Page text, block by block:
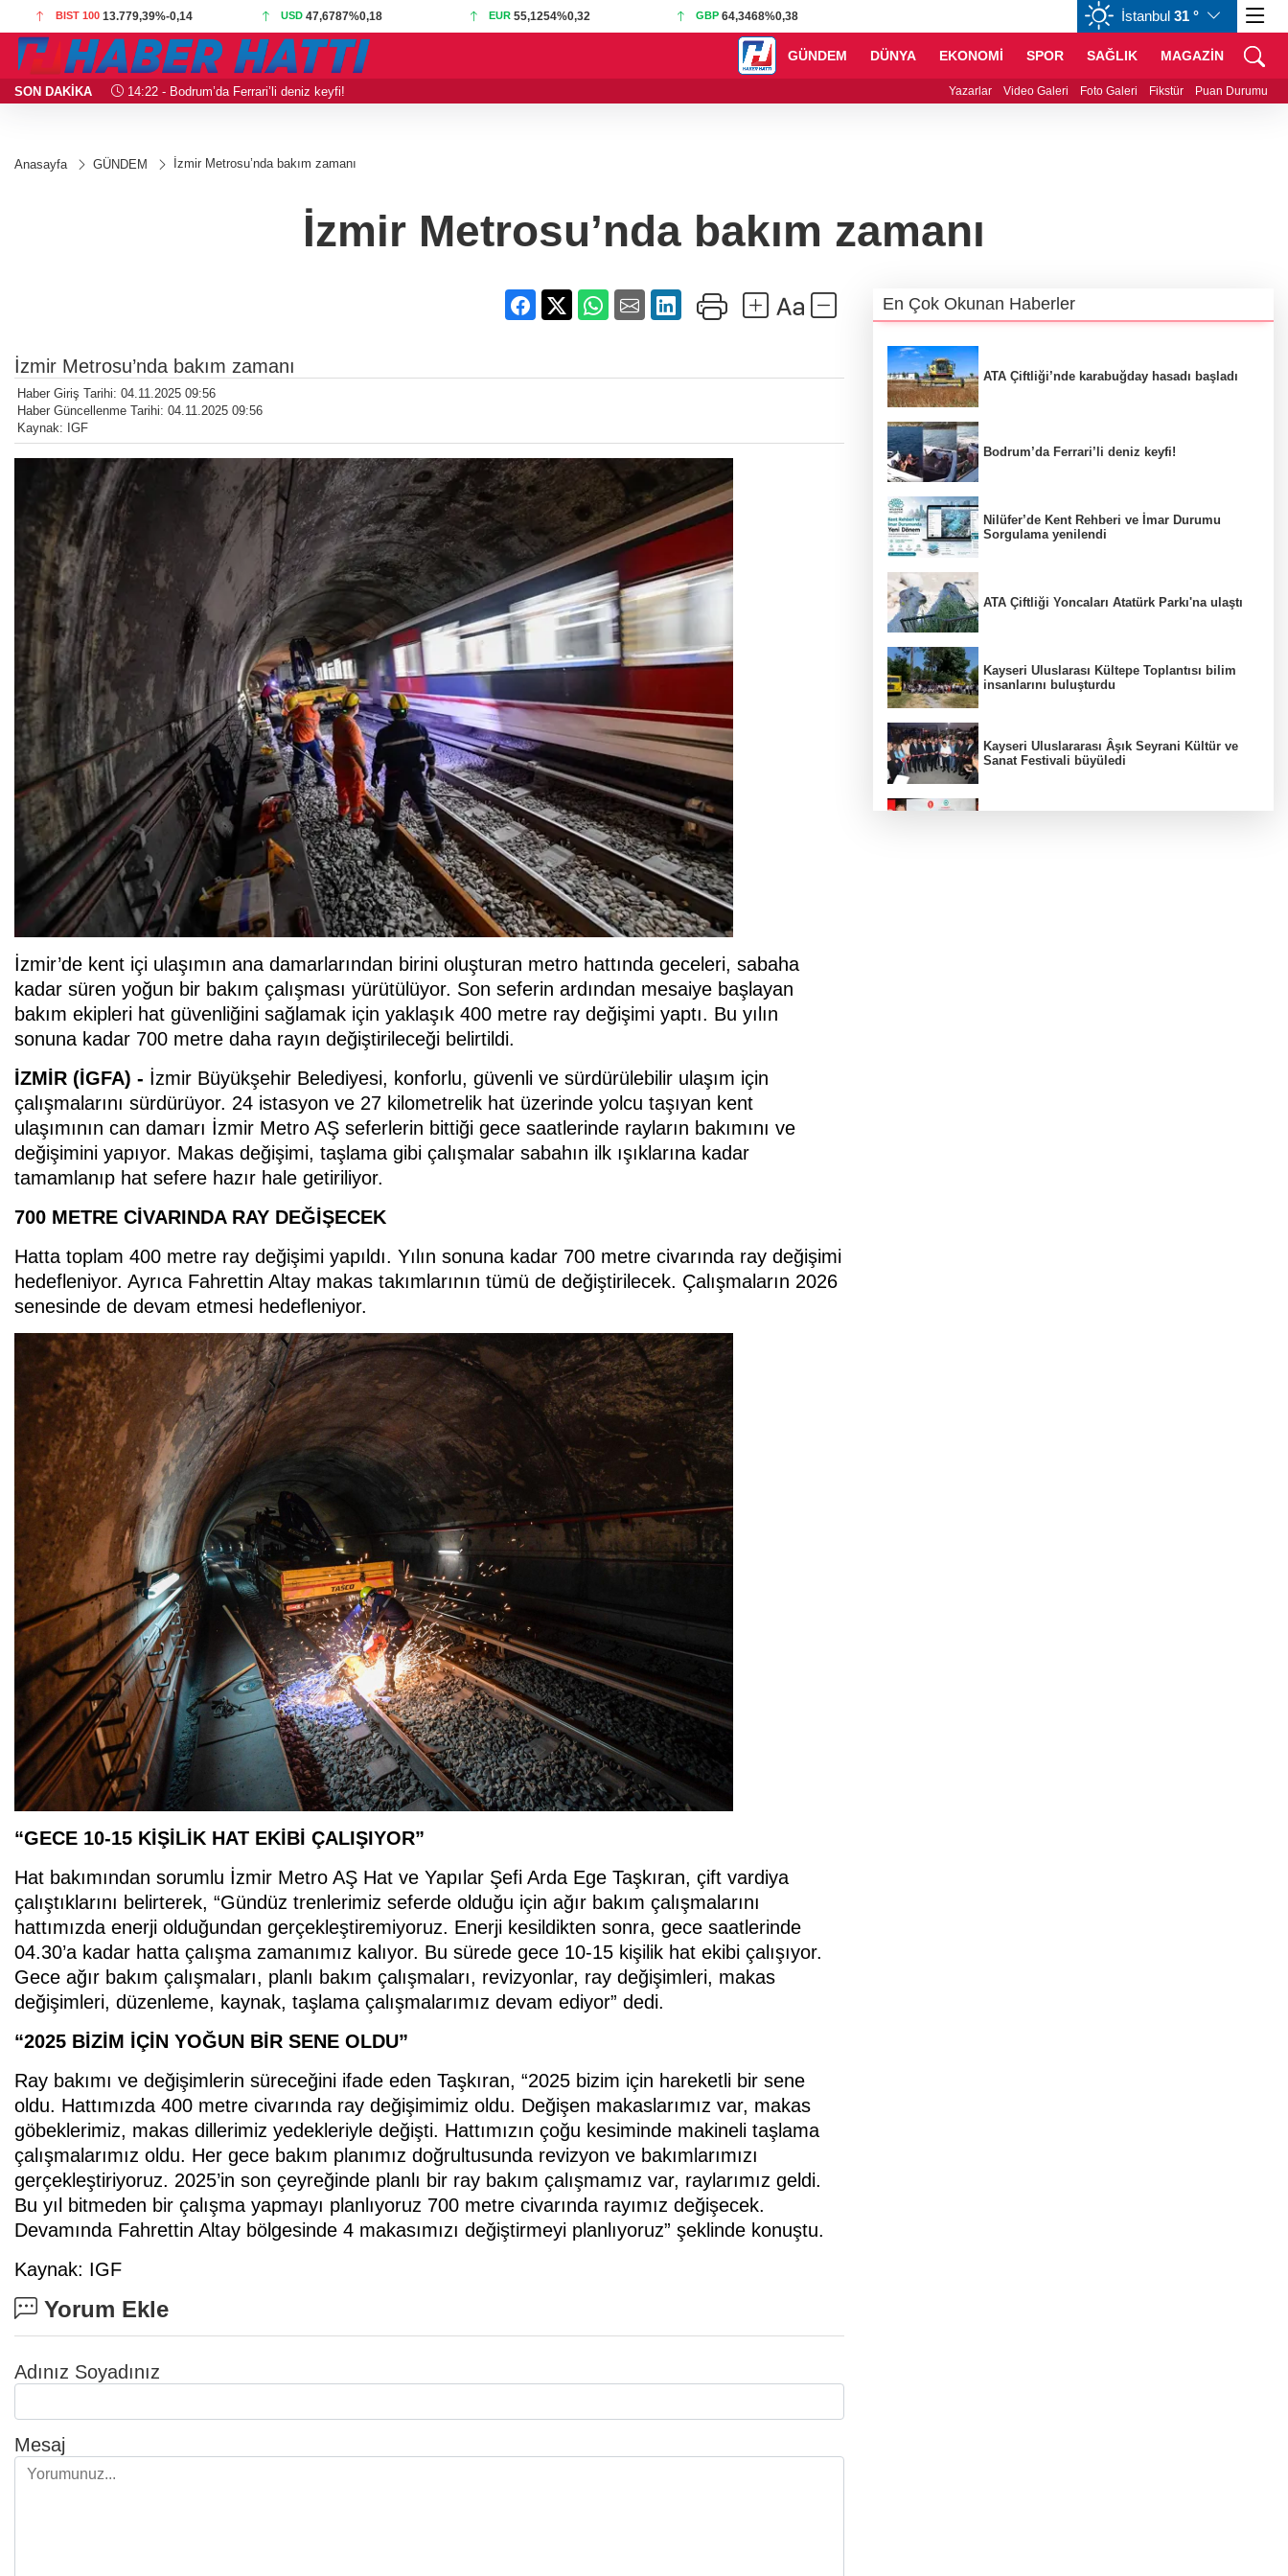
BIST 100 13.779,39%-0,14 USD 47,6787%0,18 EUR 55,1254%0,32 GBP 64,3468%0,38 CAD 34,1883%0,73
İstanbul 31 °
GÜNDEM DÜNYA EKONOMİ SPOR SAĞLIK MAGAZİN
SON DAKİKA 14:22 - Bodrum’da Ferrari’li deniz keyfi! 14:22 - Nilüfer’de Kent Rehberi ve İmar Durumu Sorgulama yenilendi
Yazarlar Video Galeri Foto Galeri Fikstür Puan Durumu
Anasayfa GÜNDEM İzmir Metrosu’nda bakım zamanı
İzmir Metrosu’nda bakım zamanı
İzmir Metrosu’nda bakım zamanı
Haber Giriş Tarihi: 04.11.2025 09:56
Haber Güncellenme Tarihi: 04.11.2025 09:56
Kaynak: IGF
İzmir’de kent içi ulaşımın ana damarlarından birini oluşturan metro hattında geceleri, sabaha
kadar süren yoğun bir bakım çalışması yürütülüyor. Son seferin ardından mesaiye başlayan
bakım ekipleri hat güvenliğini sağlamak için yaklaşık 400 metre ray değişimi yaptı. Bu yılın
sonuna kadar 700 metre daha rayın değiştirileceği belirtildi.
İZMİR (İGFA) - İzmir Büyükşehir Belediyesi, konforlu, güvenli ve sürdürülebilir ulaşım için
çalışmalarını sürdürüyor. 24 istasyon ve 27 kilometrelik hat üzerinde yolcu taşıyan kent
ulaşımının can damarı İzmir Metro AŞ seferlerin bittiği gece saatlerinde rayların bakımını ve
değişimini yapıyor. Makas değişimi, taşlama gibi çalışmalar sabahın ilk ışıklarına kadar
tamamlanıp hat sefere hazır hale getiriliyor.
700 METRE CİVARINDA RAY DEĞİŞECEK
Hatta toplam 400 metre ray değişimi yapıldı. Yılın sonuna kadar 700 metre civarında ray değişimi
hedefleniyor. Ayrıca Fahrettin Altay makas takımlarının tümü de değiştirilecek. Çalışmaların 2026
senesinde de devam etmesi hedefleniyor.
“GECE 10-15 KİŞİLİK HAT EKİBİ ÇALIŞIYOR”
Hat bakımından sorumlu İzmir Metro AŞ Hat ve Yapılar Şefi Arda Ege Taşkıran, çift vardiya
çalıştıklarını belirterek, “Gündüz trenlerimiz seferde olduğu için ağır bakım çalışmalarını
hattımızda enerji olduğundan gerçekleştiremiyoruz. Enerji kesildikten sonra, gece saatlerinde
04.30’a kadar hatta çalışma zamanımız kalıyor. Bu sürede gece 10-15 kişilik hat ekibi çalışıyor.
Gece ağır bakım çalışmaları, planlı bakım çalışmaları, revizyonlar, ray değişimleri, makas
değişimleri, düzenleme, kaynak, taşlama çalışmalarımız devam ediyor” dedi.
“2025 BİZİM İÇİN YOĞUN BİR SENE OLDU”
Ray bakımı ve değişimlerin süreceğini ifade eden Taşkıran, “2025 bizim için hareketli bir sene
oldu. Hattımızda 400 metre civarında ray değişimimiz oldu. Değişen makaslarımız var, makas
göbeklerimiz, makas dillerimiz yedekleriyle değişti. Hattımızın çoğu kesiminde makineli taşlama
çalışmalarımız oldu. Her gece bakım planımız doğrultusunda revizyon ve bakımlarımızı
gerçekleştiriyoruz. 2025’in son çeyreğinde planlı bir ray bakım çalışmamız var, raylarımız geldi.
Bu yıl bitmeden bir çalışma yapmayı planlıyoruz 700 metre civarında rayımız değişecek.
Devamında Fahrettin Altay bölgesinde 4 makasımızı değiştirmeyi planlıyoruz” şeklinde konuştu.
Kaynak: IGF
Yorum Ekle
Adınız Soyadınız
Mesaj
En Çok Okunan Haberler
ATA Çiftliği’nde karabuğday hasadı başladı
Bodrum’da Ferrari’li deniz keyfi!
Nilüfer’de Kent Rehberi ve İmar Durumu
Sorgulama yenilendi
ATA Çiftliği Yoncaları Atatürk Parkı'na ulaştı
Kayseri Uluslarası Kültepe Toplantısı bilim
insanlarını buluşturdu
Kayseri Uluslararası Âşık Seyrani Kültür ve
Sanat Festivali büyüledi